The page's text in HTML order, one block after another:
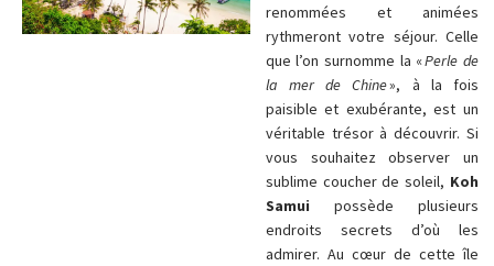
renommées et animées
rythmeront votre séjour. Celle
que l’on surnomme la «Perle de
la mer de Chine», à la fois
paisible et exubérante, est un
véritable trésor à découvrir. Si
vous souhaitez observer un
sublime coucher de soleil, Koh
Samui possède plusieurs
endroits secrets d’où les
admirer. Au cœur de cette île